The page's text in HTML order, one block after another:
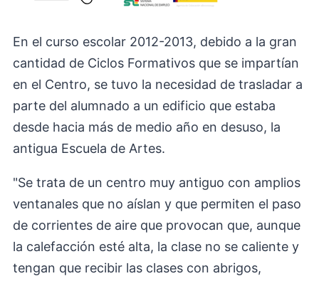
En el curso escolar 2012-2013, debido a la gran
cantidad de Ciclos Formativos que se impartían
en el Centro, se tuvo la necesidad de trasladar a
parte del alumnado a un edificio que estaba
desde hacia más de medio año en desuso, la
antigua Escuela de Artes.
"Se trata de un centro muy antiguo con amplios
ventanales que no aíslan y que permiten el paso
de corrientes de aire que provocan que, aunque
la calefacción esté alta, la clase no se caliente y
tengan que recibir las clases con abrigos,